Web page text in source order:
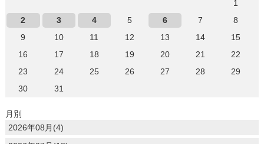
1
2
3 4 5 6 7
8
9
10 11 12 13 14
15
16
17 18 19 20 21
22
23
24 25 26 27 28
29
30
31
月別
2026年08月(4)